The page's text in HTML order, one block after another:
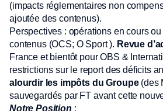
(impacts réglementaires non
ajoutée des contenus).
Perspectives : opérations en cours ou
contenus (OCS; O Sport ). Revue
France et bientôt pour OBS &
restrictions sur le report des déficits
alourdir les impôts du Groupe(des
sauvegardés par FT avant cette
Notre Position :